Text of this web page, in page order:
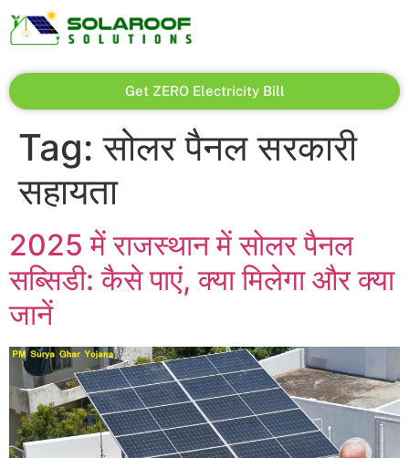
Get ZERO Electricity Bill
Tag:सोलर पैनल सरकारी
सहायता
2025 में राजस्थान में सोलर पैनल
सब्सिडी: कैसे पाएं, क्या मिलेगा और क्या
जानें